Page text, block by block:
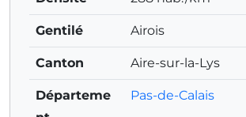
Gentilé Airois
Canton Aire-sur-la-Lys
Départeme
Pas-de-Calais